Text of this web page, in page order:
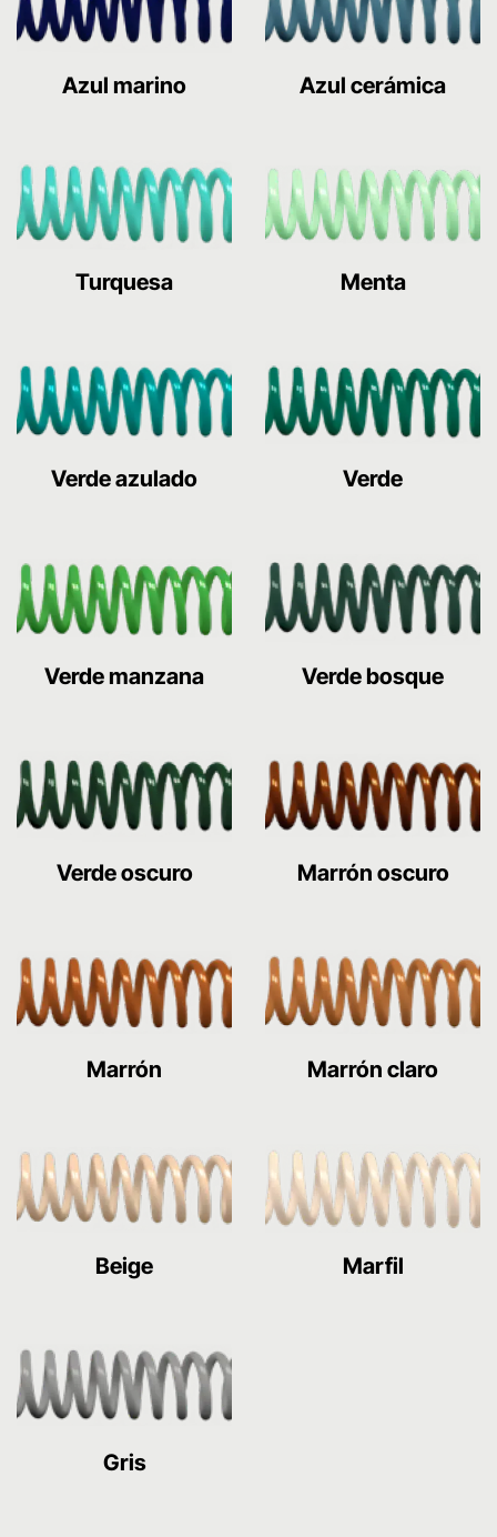
Azul marino Azul cerámica
Turquesa Menta
Verde azulado Verde
Verde manzana Verde bosque
Verde oscuro Marrón oscuro
Marrón Marrón claro
Beige Marfil
Gris